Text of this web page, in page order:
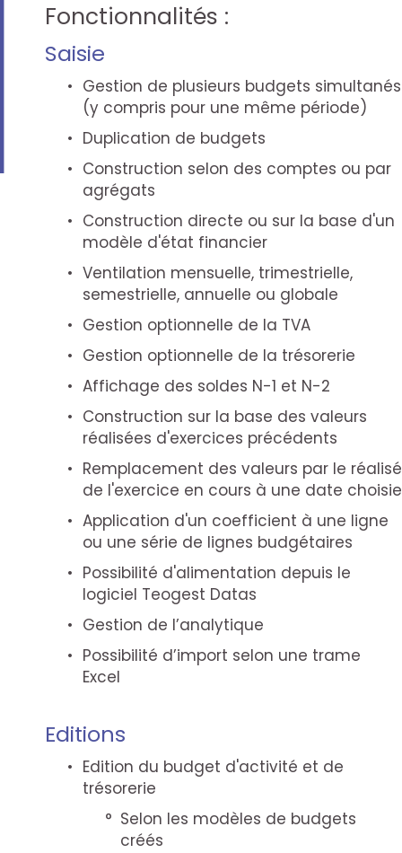
Fonctionnalités :
Saisie
Gestion de plusieurs budgets simultanés
(y compris pour une même période)
Duplication de budgets
Construction selon des comptes ou par
agrégats
Construction directe ou sur la base d'un
modèle d'état financier
Ventilation mensuelle, trimestrielle,
semestrielle, annuelle ou globale
Gestion optionnelle de la TVA
Gestion optionnelle de la trésorerie
Affichage des soldes N-1 et N-2
Construction sur la base des valeurs
réalisées d'exercices précédents
Remplacement des valeurs par le réalisé
de l'exercice en cours à une date choisie
Application d'un coefficient à une ligne
ou une série de lignes budgétaires
Possibilité d'alimentation depuis le
logiciel Teogest Datas
Gestion de l’analytique
Possibilité d’import selon une trame
Excel
Editions
Edition du budget d'activité et de
trésorerie
Selon les modèles de budgets
créés